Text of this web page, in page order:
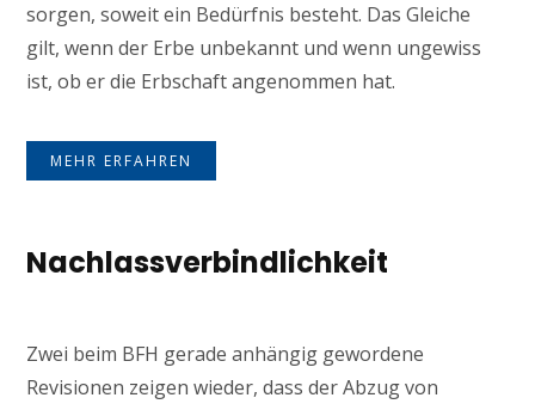
sorgen, soweit ein Bedürfnis besteht. Das Gleiche
gilt, wenn der Erbe unbekannt und wenn ungewiss
ist, ob er die Erbschaft angenommen hat.
MEHR ERFAHREN
Nachlassverbindlichkeit
Zwei beim BFH gerade anhängig gewordene
Revisionen zeigen wieder, dass der Abzug von